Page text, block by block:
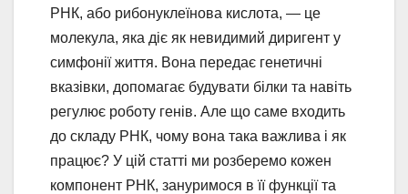
РНК, або рибонуклеїнова кислота, — це
молекула, яка діє як невидимий диригент у
симфонії життя. Вона передає генетичні
вказівки, допомагає будувати білки та навіть
регулює роботу генів. Але що саме входить
до складу РНК, чому вона така важлива і як
працює? У цій статті ми розберемо кожен
компонент РНК, зануримося в її функції та